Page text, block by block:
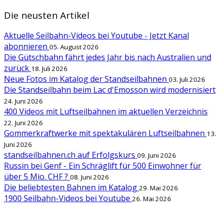
Die neusten Artikel
Aktuelle Seilbahn-Videos bei Youtube - Jetzt Kanal
abonnieren 05. August 2026
Die Gütschbahn fährt jedes Jahr bis nach Australien und
zurück 18. Juli 2026
Neue Fotos im Katalog der Standseilbahnen 03. Juli 2026
Die Standseilbahn beim Lac d'Emosson wird modernisiert
24. Juni 2026
400 Videos mit Luftseilbahnen im aktuellen Verzeichnis
22. Juni 2026
Gommerkraftwerke mit spektakulären Luftseilbahnen 13.
Juni 2026
standseilbahnen.ch auf Erfolgskurs 09. Juni 2026
Russin bei Genf - Ein Schräglift für 500 Einwohner für
über 5 Mio. CHF ? 08. Juni 2026
Die beliebtesten Bahnen im Katalog 29. Mai 2026
1900 Seilbahn-Videos bei Youtube 26. Mai 2026